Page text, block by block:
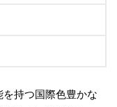
持つ国際色豊かな